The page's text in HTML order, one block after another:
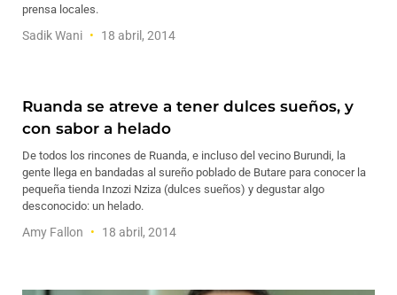
prensa locales.
Sadik Wani 18 abril, 2014
Ruanda se atreve a tener dulces sueños, y
con sabor a helado
De todos los rincones de Ruanda, e incluso del vecino Burundi, la
gente llega en bandadas al sureño poblado de Butare para conocer la
pequeña tienda Inzozi Nziza (dulces sueños) y degustar algo
desconocido: un helado.
Amy Fallon 18 abril, 2014